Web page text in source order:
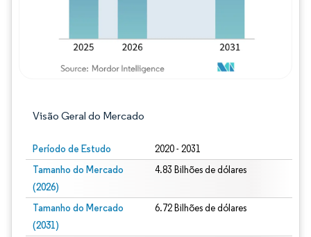
Visão Geral do Mercado
Período de Estudo 2020 - 2031
Tamanho do Mercado
(2026)
4.83 Bilhões de dólares
Tamanho do Mercado
(2031)
6.72 Bilhões de dólares